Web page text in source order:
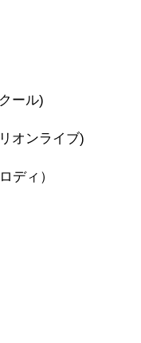
ール)
オンライブ)
ディ）